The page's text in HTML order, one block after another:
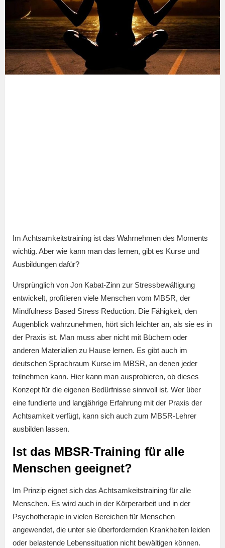
Im Achtsamkeitstraining ist das Wahrnehmen des Moments
wichtig. Aber wie kann man das lernen, gibt es Kurse und
Ausbildungen dafür?
Ursprünglich von Jon Kabat-Zinn zur Stressbewältigung
entwickelt, profitieren viele Menschen vom MBSR, der
Mindfulness Based Stress Reduction. Die Fähigkeit, den
Augenblick wahrzunehmen, hört sich leichter an, als sie es in
der Praxis ist. Man muss aber nicht mit Büchern oder
anderen Materialien zu Hause lernen. Es gibt auch im
deutschen Sprachraum Kurse im MBSR, an denen jeder
teilnehmen kann. Hier kann man ausprobieren, ob dieses
Konzept für die eigenen Bedürfnisse sinnvoll ist. Wer über
eine fundierte und langjährige Erfahrung mit der Praxis der
Achtsamkeit verfügt, kann sich auch zum MBSR-Lehrer
ausbilden lassen.
Ist das MBSR-Training für alle
Menschen geeignet?
Im Prinzip eignet sich das Achtsamkeitstraining für alle
Menschen. Es wird auch in der Körperarbeit und in der
Psychotherapie in vielen Bereichen für Menschen
angewendet, die unter sie überfordernden Krankheiten leiden
oder belastende Lebenssituation nicht bewältigen können.